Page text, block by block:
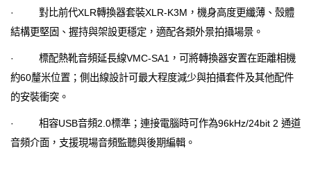
· 對比前代XLR轉換器套裝XLR-K3M，機身高度更纖薄、殼體
結構更堅固、握持與架設更穩定，適配各類外景拍攝場景。
· 標配熱靴音頻延長線VMC-SA1，可將轉換器安置在距離相機
約60釐米位置；側出線設計可最大程度減少與拍攝套件及其他配件
的安裝衝突。
· 相容USB音頻2.0標準；連接電腦時可作為96kHz/24bit 2 通道
音頻介面，支援現場音頻監聽與後期編輯。